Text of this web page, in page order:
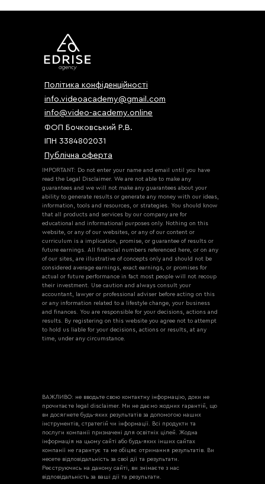
Політика конфіденційності
ФОП Бочковський Р.В.
ІПН 3384802031
info.videoacademy@gmail.com
info@video-academy.online
IMPORTANT: Do not enter your name and email until you have
read the Legal Disclaimer. We are not able to make any
guarantees and we will not make any guarantees about your
ability to generate results or generate any money with our ideas,
information, tools and resources, or strategies. You should know
that all products and services by our company are for
educational and informational purposes only. Nothing on this
website, or any of our websites, or any of our content or
curriculum is a implication, promise, or guarantee of results or
future earnings. All financial numbers referenced here, or on any
of our sites, are illustrative of concepts only and should not be
considered average earnings, exact earnings, or promises for
actual or future performance in fact most people will not recoup
their investment. Use caution and always consult your
accountant, lawyer or professional adviser before acting on this
or any information related to a lifestyle change, your business
and finances. You are responsible for your decisions, actions and
results. By registering on this website you agree not to attempt
to hold us liable for your decisions, actions or results, at any
time, under any circumstance.
ВАЖЛИВО: не вводьте свою контактну інформацію, доки не
прочитаєте legal disclaimer. Ми не даємо жодних гарантій, що
ви досягнете будь-яких результатів за допомогою наших
інструментів, стратегій чи інформації. Всі продукти та
послуги компанії призначені для освітніх цілей. Жодна
інформація на цьому сайті або будь-яких інших сайтах
компанії не гарантує та не обіцяє отримання результатів. Ви
несете відповідальність за свої дії та результати.
Реєструючись на даному сайті, ви знімаєте з нас
відповідальність за ваші дії та результати.
Публічна оферта